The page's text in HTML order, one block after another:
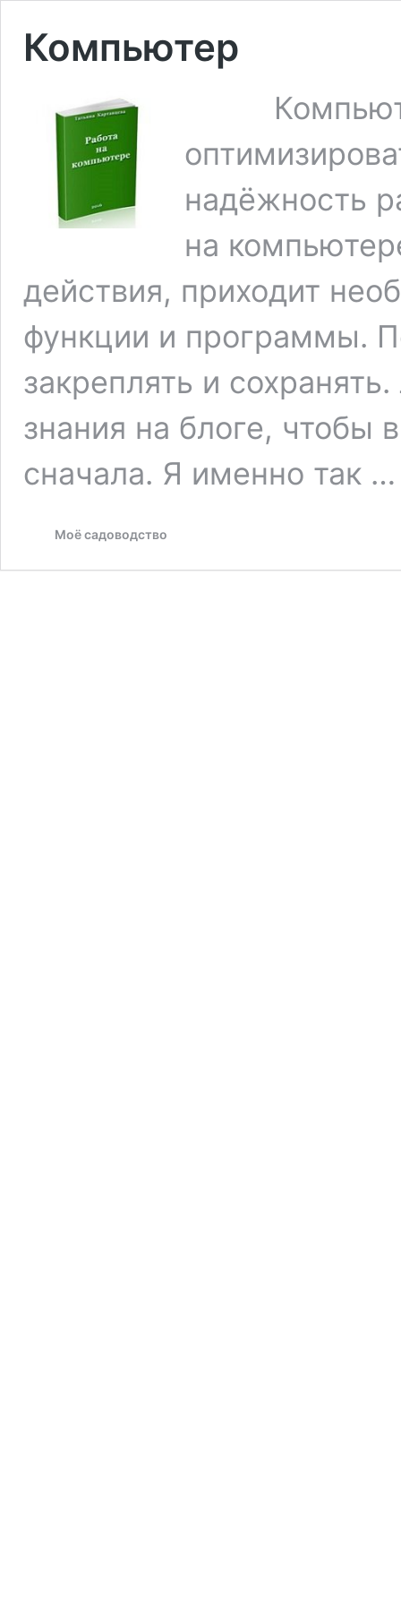
Компьютер
надёжность
на
действия, приходит
функции и программы.
закреплять и
знания на блоге, чтобы
сначала. Я именно так
Моё садоводство